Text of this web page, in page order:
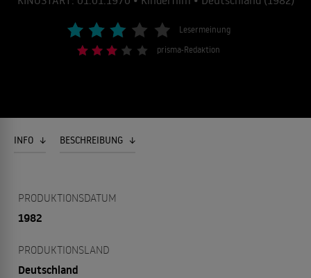
Lesermeinung
prisma-Redaktion
INFO BESCHREIBUNG
PRODUKTIONSDATUM
1982
PRODUKTIONSLAND
Deutschland